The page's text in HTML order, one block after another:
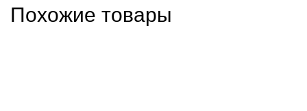
Похожие товары